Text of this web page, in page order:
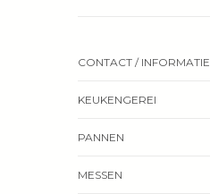
CONTACT / INFORMATIE
KEUKENGEREI
PANNEN
MESSEN